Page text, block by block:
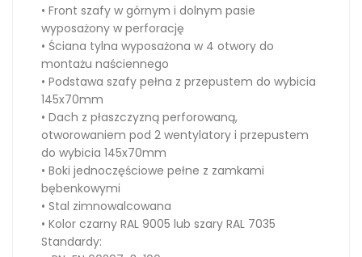
• Front szafy w górnym i dolnym pasie
wyposażony w perforację
• Ściana tylna wyposażona w 4 otwory do
montażu naściennego
• Podstawa szafy pełna z przepustem do wybicia
145x70mm
• Dach z płaszczyzną perforowaną,
otworowaniem pod 2 wentylatory i przepustem
do wybicia 145x70mm
• Boki jednoczęściowe pełne z zamkami
bębenkowymi
• Stal zimnowalcowana
• Kolor czarny RAL 9005 lub szary RAL 7035
Standardy: